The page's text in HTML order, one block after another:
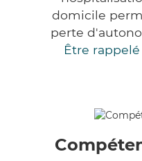
domicile
perte
Être